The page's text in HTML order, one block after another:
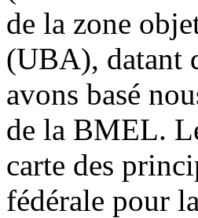
de la zone
(UBA), datant
avons basé
de la BMEL.
carte des
fédérale pour